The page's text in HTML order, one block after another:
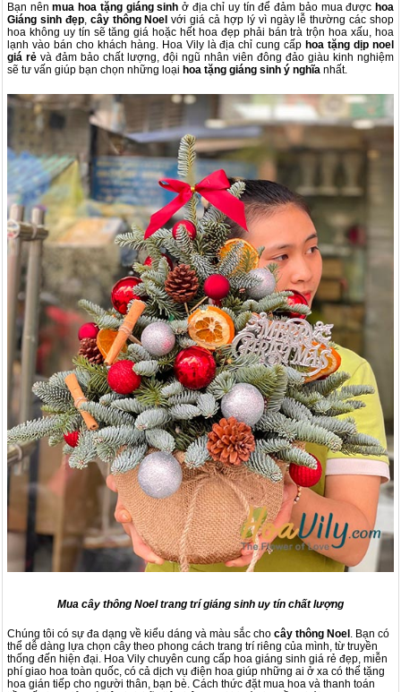
Bạn nênmua hoa tặng giáng sinh ở địa chỉ uy tín để đảm bảo mua được hoa
Giáng sinh đẹp,cây thông Noel với giá cả hợp lý vì ngày lễ thường các shop
hoa không uy tín sẽ tăng giá hoặc hết hoa đẹp phải bán trà trộn hoa xấu, hoa
lạnh vào bán cho khách hàng. Hoa Vily là địa chỉ cung cấp hoa tặng dịp noel
giá rẻ và đảm bảo chất lượng, đội ngũ nhân viên đông đảo giàu kinh nghiệm
sẽ tư vấn giúp bạn chọn những loại hoa tặng giáng sinh ý nghĩa nhất.
Mua cây thông Noel trang trí giáng sinh uy tín chất lượng
Chúng tôi có sự đa dạng về kiểu dáng và màu sắc cho cây thông Noel . Bạn có
thể dễ dàng lựa chọn cây theo phong cách trang trí riêng của mình, từ truyền
thống đến hiện đại. Hoa Vily chuyên cung cấp hoa giáng sinh giá rẻ đẹp, miễn
phí giao hoa toàn quốc, có cả dịch vụ điện hoa giúp những ai ở xa có thể tặng
hoa gián tiếp cho người thân, bạn bè. Cách thức đặt mua hoa và thanh toán